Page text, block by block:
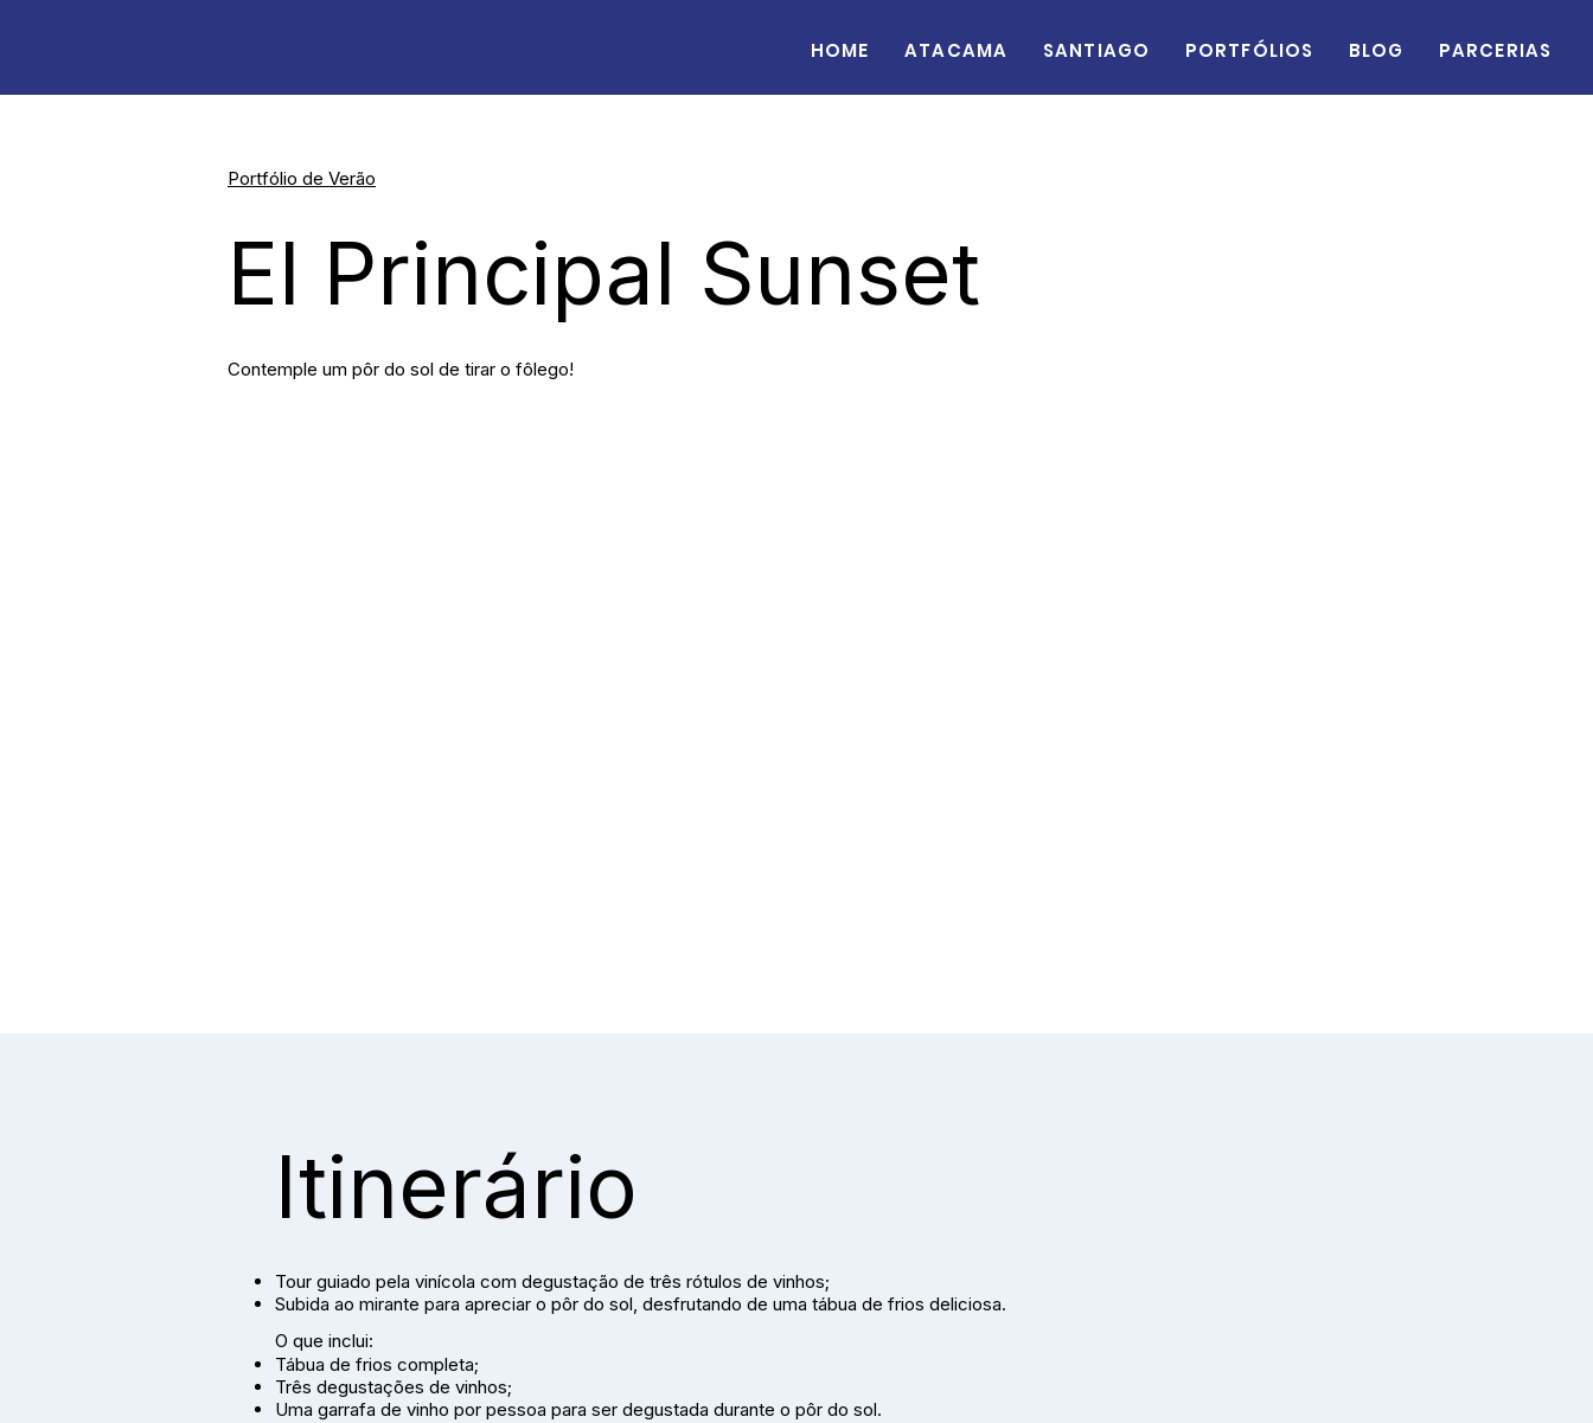
Home Atacama Santiago Portfólios Blog Parcerias
Portfólio de Verão
El Principal Sunset
Contemple um pôr do sol de tirar o fôlego!
Itinerário
Tour guiado pela vinícola com degustação de três rótulos de vinhos;
Subida ao mirante para apreciar o pôr do sol, desfrutando de uma tábua de frios deliciosa.
O que inclui:
Tábua de frios completa;
Três degustações de vinhos;
Uma garrafa de vinho por pessoa para ser degustada durante o pôr do sol.